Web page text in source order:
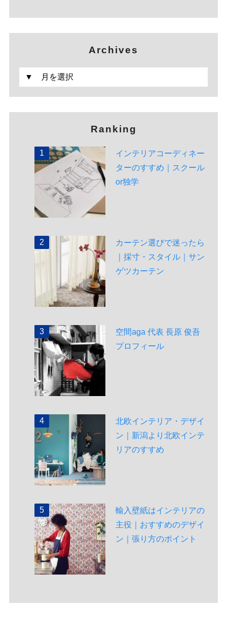
Archives
Ranking
インテリアコーディネー
ターのすすめ｜スクール
or独学
カーテン選びで迷ったら
｜採寸・スタイル｜サン
ゲツカーテン
空間aga 代表 長原 俊吾
プロフィール
北欧インテリア・デザイ
ン｜新潟より北欧インテ
リアのすすめ
輸入壁紙はインテリアの
主役｜おすすめのデザイ
ン｜張り方のポイント